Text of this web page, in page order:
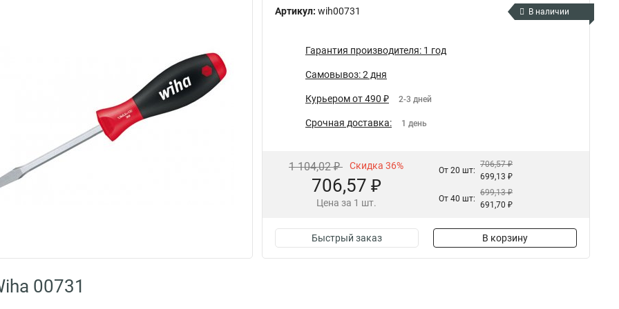
Артикул: wih00731 В наличии
Гарантия производителя: 1 год
Самовывоз: 2 дня
Курьером от 490 ₽ 2-3 дней
Срочная доставка: 1 день
1 104,02 ₽ Скидка 36%
706,57 ₽
Цена за 1 шт.
От 20 шт:
706,57 ₽
699,13 ₽
От 40 шт:
699,13 ₽
691,70 ₽
Быстрый заказ В корзину
00731